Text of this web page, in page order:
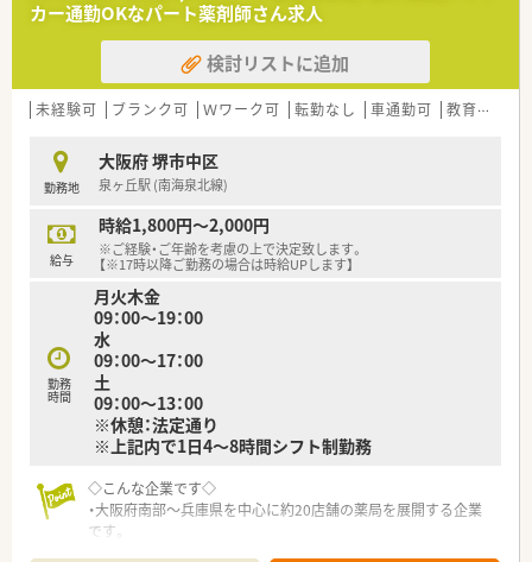
カー通勤OKなパート薬剤師さん求人
検討リストに追加
未経験可 ブランク可 Ｗワーク可 転勤なし 車通勤可 教育制度あり
勤務地
大阪府 堺市中区
泉ヶ丘駅 (南海泉北線)
給与
時給1,800円～2,000円
※ご経験・ご年齢を考慮の上で決定致します。
【※17時以降ご勤務の場合は時給UPします】
勤務
時間
月火木金
09：00～19：00
水
09：00～17：00
土
09：00～13：00
※休憩：法定通り
※上記内で1日4～8時間シフト制勤務
◇こんな企業です◇
・大阪府南部～兵庫県を中心に約20店舗の薬局を展開する企業
です。